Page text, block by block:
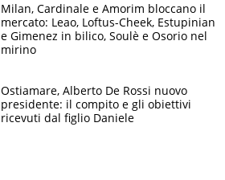
Milan, Cardinale e Amorim bloccano il
mercato: Leao, Loftus-Cheek, Estupinian
e Gimenez in bilico, Soulè e Osorio nel
mirino
Ostiamare, Alberto De Rossi nuovo
presidente: il compito e gli obiettivi
ricevuti dal figlio Daniele